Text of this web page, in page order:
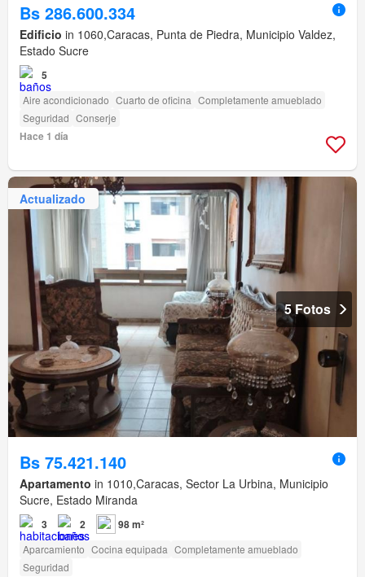
Bs 286.600.334
Edificio in 1060,Caracas, Punta de Piedra, Municipio Valdez,
Estado Sucre
5
Aire acondicionado Cuarto de oficina Completamente amueblado
Seguridad Conserje
Hace 1 día
Actualizado
5 Fotos
Bs 75.421.140
Apartamento in 1010,Caracas, Sector La Urbina, Municipio
Sucre, Estado Miranda
3 2 98 m²
Aparcamiento Cocina equipada Completamente amueblado
Seguridad